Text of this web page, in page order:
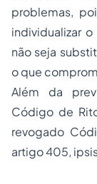
problemas,
individualizar
não seja
o que
Além da
Código de
revogado
artigo 405,